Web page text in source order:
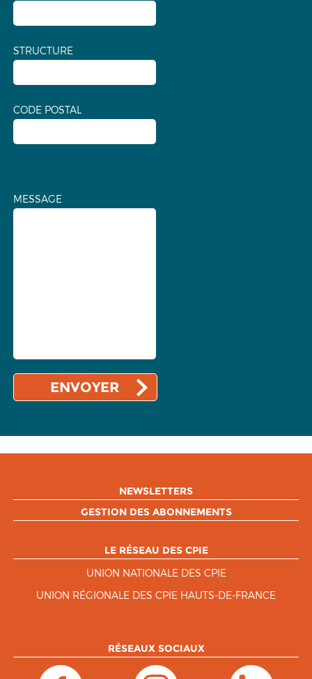
STRUCTURE
CODE POSTAL
MESSAGE
NEWSLETTERS
GESTION DES ABONNEMENTS
LE RÉSEAU DES CPIE
UNION NATIONALE DES CPIE
UNION RÉGIONALE DES CPIE HAUTS-DE-FRANCE
RÉSEAUX SOCIAUX